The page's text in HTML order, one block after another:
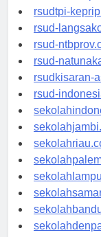
rsud-
rsudtpi-
rsud-
rsud-
rsud-
rsudkisaran-
rsud-